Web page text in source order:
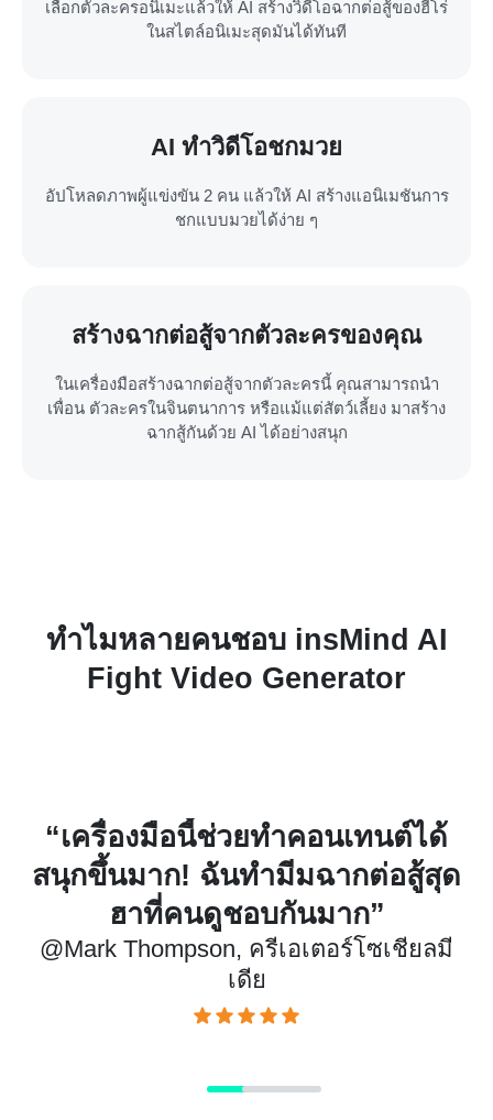
เลือกตัวละครอนิเมะแล้วให้ AI สร้างวิดีโอฉากต่อสู้ของฮีโร่
ในสไตล์อนิเมะสุดมันได้ทันที
AI ทำวิดีโอชกมวย
อัปโหลดภาพผู้แข่งขัน 2 คน แล้วให้ AI สร้างแอนิเมชันการ
ชกแบบมวยได้ง่าย ๆ
สร้างฉากต่อสู้จากตัวละครของคุณ
ในเครื่องมือสร้างฉากต่อสู้จากตัวละครนี้ คุณสามารถนำ
เพื่อน ตัวละครในจินตนาการ หรือแม้แต่สัตว์เลี้ยง มาสร้าง
ฉากสู้กันด้วย AI ได้อย่างสนุก
ทำไมหลายคนชอบ insMind AI
Fight Video Generator
สุด
ยลมี
“ในที่สุดฉันก็สร้างฉากต่อสู้ระหว่
ตัวละครเกมที่ชอบได้แล้ว ทั้งเร็ว
สนุก และดูสมจริงมาก”
@Michael Young, เกมเมอร์